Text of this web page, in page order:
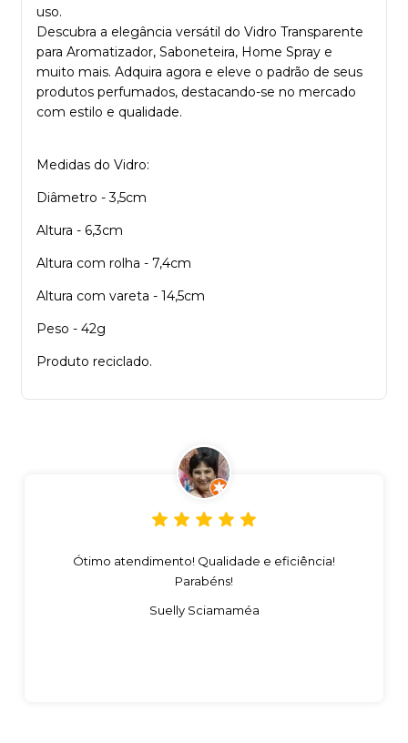
uso.
Descubra a elegância versátil do Vidro Transparente
para Aromatizador, Saboneteira, Home Spray e
muito mais. Adquira agora e eleve o padrão de seus
produtos perfumados, destacando-se no mercado
com estilo e qualidade.
Medidas do Vidro:
Diâmetro - 3,5cm
Altura - 6,3cm
Altura com rolha - 7,4cm
Altura com vareta - 14,5cm
Peso - 42g
Produto reciclado.
Ótimo atendimento! Qualidade e eficiência!
Parabéns!
Suelly Sciamaméa